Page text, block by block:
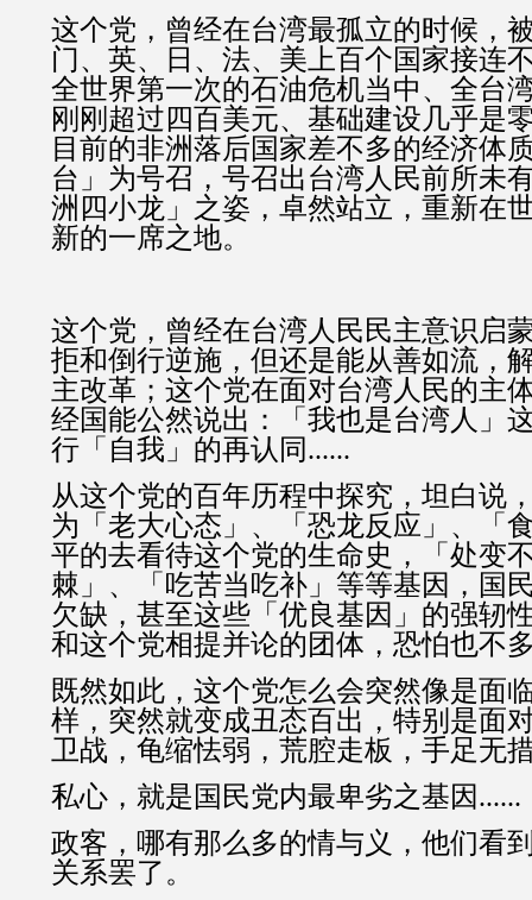
这个党，曾经在台湾最孤立的时候，
门、英、日、法、美上百个国家接连
全世界第一次的石油危机当中、全台
刚刚超过四百美元、基础建设几乎是
目前的非洲落后国家差不多的经济体
台」为号召，号召出台湾人民前所未
洲四小龙」之姿，卓然站立，重新在
新的一席之地。
这个党，曾经在台湾人民民主意识启
拒和倒行逆施，但还是能从善如流，
主改革；这个党在面对台湾人民的主
经国能公然说出：「我也是台湾人」
行「自我」的再认同......
从这个党的百年历程中探究，坦白说
为「老大心态」、「恐龙反应」、「
平的去看待这个党的生命史，「处变
棘」、「吃苦当吃补」等等基因，国
欠缺，甚至这些「优良基因」的强轫
和这个党相提并论的团体，恐怕也不
既然如此，这个党怎么会突然像是面
样，突然就变成丑态百出，特别是面
卫战，龟缩怯弱，荒腔走板，手足无
私心，就是国民党内最卑劣之基因......
政客，哪有那么多的情与义，他们看
关系罢了。